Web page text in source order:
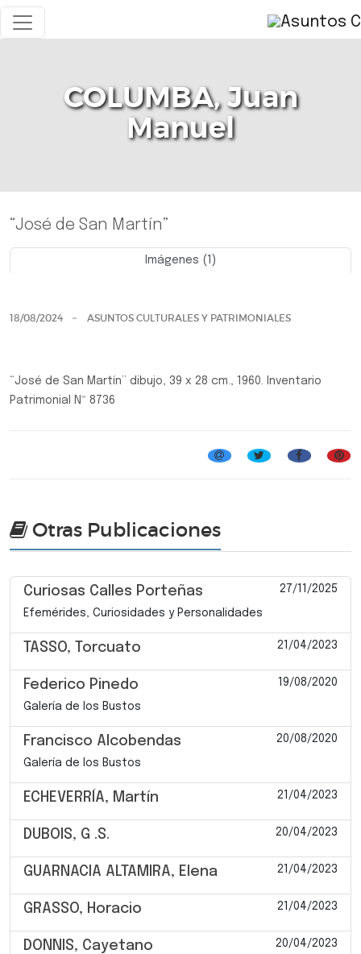
COLUMBA, Juan
Manuel
“José de San Martín”
Imágenes (1)
18/08/2024 ASUNTOS CULTURALES Y PATRIMONIALES
“José de San Martín” dibujo, 39 x 28 cm., 1960. Inventario
Patrimonial Nº 8736
Otras Publicaciones
Curiosas Calles Porteñas 27/11/2025
Efemérides, Curiosidades y Personalidades
TASSO, Torcuato 21/04/2023
Federico Pinedo 19/08/2020
Galería de los Bustos
Francisco Alcobendas 20/08/2020
Galería de los Bustos
ECHEVERRÍA, Martín 21/04/2023
DUBOIS, G .S. 20/04/2023
GUARNACIA ALTAMIRA, Elena 21/04/2023
GRASSO, Horacio 21/04/2023
DONNIS, Cayetano 20/04/2023